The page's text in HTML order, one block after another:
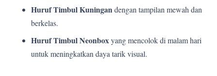
Huruf Timbul Kuningandengan tampilan mewah dan
berkelas.
Huruf Timbul Neonboxyang mencolok di malam hari
untuk meningkatkan daya tarik visual.